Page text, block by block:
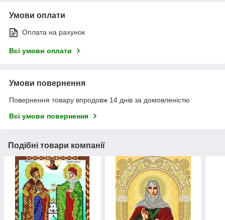
Умови оплати
Оплата на рахунок
Всі умови оплати
Умови повернення
Повернення товару впродовж 14 днів за домовленістю
Всі умови повернення
Подібні товари компанії